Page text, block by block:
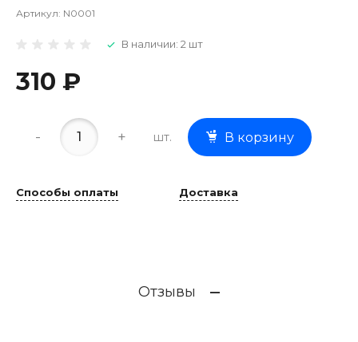
Артикул: N0001
В наличии: 2 шт
310 ₽
- + шт. В корзину
Способы оплаты Доставка
Отзывы